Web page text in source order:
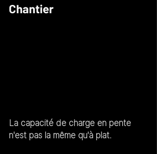
Chantier
La capacité de charge en pente
n'est pas la même qu'à plat.